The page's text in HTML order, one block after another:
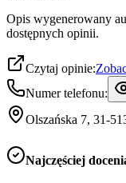
Opis wygenerowany
dostępnych opinii.
Czytaj opinie:
Numer telefonu:
Olszańska 7, 31-
Najczęściej